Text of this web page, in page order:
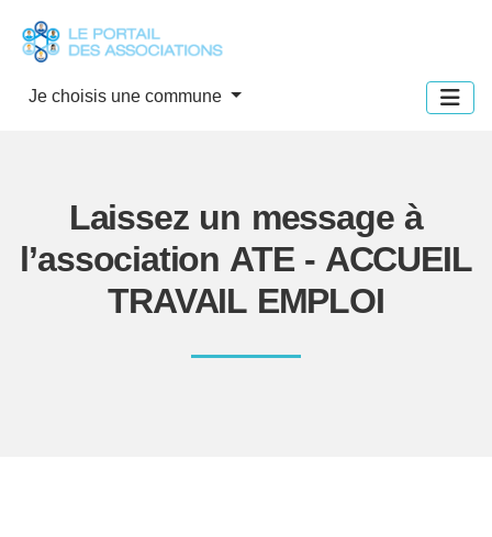
Je choisis une commune
Laissez un message à
l’association ATE - ACCUEIL
TRAVAIL EMPLOI